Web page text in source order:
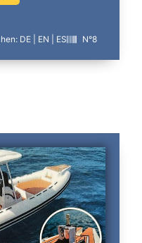
DE | EN | ES N°8